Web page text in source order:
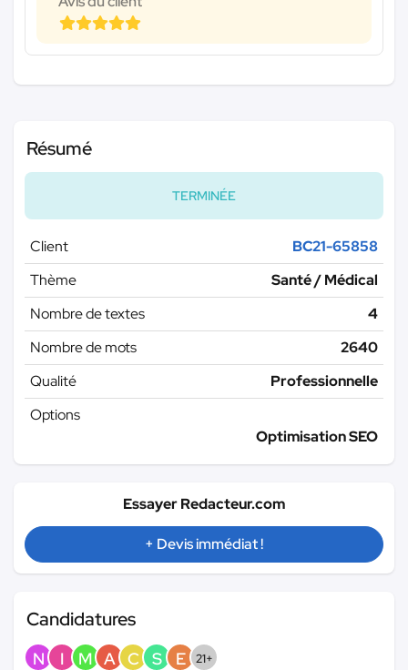
Résumé
TERMINÉE
Client
BC21-65858
Thème
Santé / Médical
Nombre de textes
4
Nombre de mots
2640
Qualité
Professionnelle
Options
Optimisation SEO
Essayer Redacteur.com
+ Devis immédiat !
Candidatures
N I M A C S E 21+